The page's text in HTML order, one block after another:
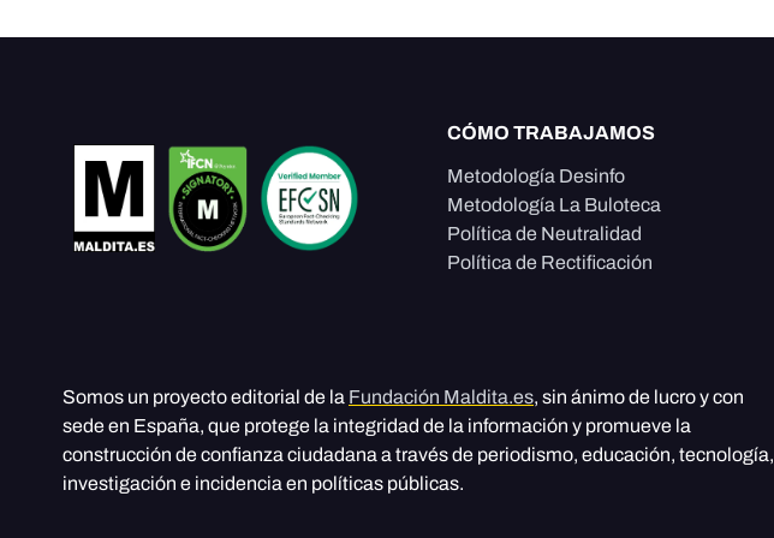
CÓMO TRABAJAMOS
Metodología Desinfo
Metodología La Buloteca
Política de Neutralidad
Política de Rectificación
Somos un proyecto editorial de la Fundación Maldita.es, sin ánimo de lucro y con
sede en España, que protege la integridad de la información y promueve la
construcción de confianza ciudadana a través de periodismo, educación, tecnología,
investigación e incidencia en políticas públicas.